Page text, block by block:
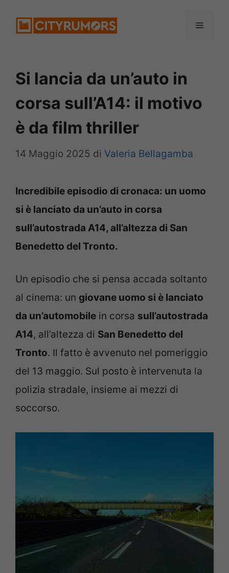
Menu
Si lancia da un’auto in
corsa sull’A14: il motivo
è da film thriller
14 Maggio 2025 di Valeria Bellagamba
Incredibile episodio di cronaca: un uomo
si è lanciato da un’auto in corsa
sull’autostrada A14, all’altezza di San
Benedetto del Tronto.
Un episodio che si pensa accada soltanto
al cinema: un giovane uomo si è lanciato
da un’automobile in corsa sull’autostrada
A14, all’altezza di San Benedetto del
Tronto. Il fatto è avvenuto nel pomeriggio
del 13 maggio. Sul posto è intervenuta la
polizia stradale, insieme ai mezzi di
soccorso.